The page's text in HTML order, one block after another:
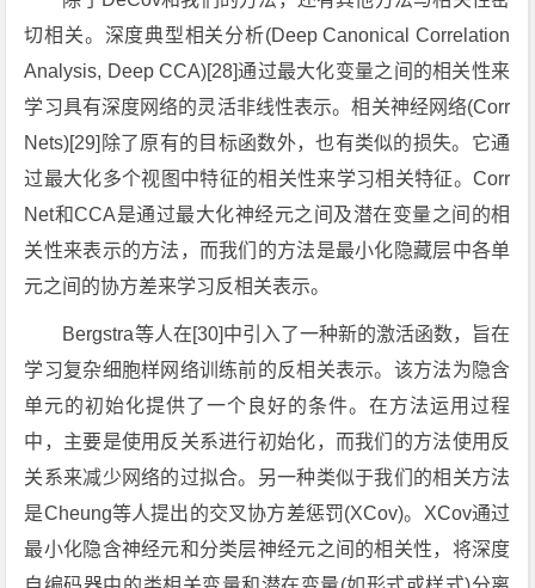
切相关。深度典型相关分析(Deep Canonical Correlation
Analysis, Deep CCA)[28]通过最大化变量之间的相关性来
学习具有深度网络的灵活非线性表示。相关神经网络(Corr
Nets)[29]除了原有的目标函数外，也有类似的损失。它通
过最大化多个视图中特征的相关性来学习相关特征。Corr
Net和CCA是通过最大化神经元之间及潜在变量之间的相
关性来表示的方法，而我们的方法是最小化隐藏层中各单
元之间的协方差来学习反相关表示。
Bergstra等人在[30]中引入了一种新的激活函数，旨在
学习复杂细胞样网络训练前的反相关表示。该方法为隐含
单元的初始化提供了一个良好的条件。在方法运用过程
中，主要是使用反关系进行初始化，而我们的方法使用反
关系来减少网络的过拟合。另一种类似于我们的相关方法
是Cheung等人提出的交叉协方差惩罚(XCov)。XCov通过
最小化隐含神经元和分类层神经元之间的相关性，将深度